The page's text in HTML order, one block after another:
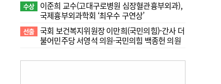
수상
이준희 교수(고대구로병원 심장혈관흉부외과),
국제흉부외과학회 ‘최우수 구연상’
선출 국회 보건복지위원장 이만희(국민의힘)-간사 더
불어민주당 서영석 의원·국민의힘 백종헌 의원